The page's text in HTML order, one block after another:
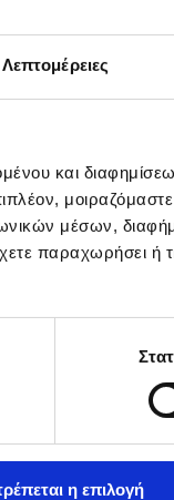
Λεπτομέρειες
και
μέσων,
παραχωρήσει ή
η επιλογή
στις